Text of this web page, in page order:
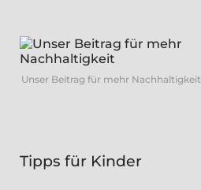
Unser Beitrag für mehr Nachhaltigkeit
Tipps für Kinder